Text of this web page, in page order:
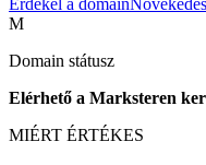
M
Domain státusz
Elérhető a Marksteren
MIÉRT ÉRTÉKES